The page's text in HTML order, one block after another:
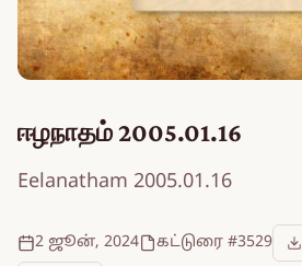
ஈழநாதம் 2005.01.16
Eelanatham 2005.01.16
2 ஜூன், 2024 கட்டுரை #3529